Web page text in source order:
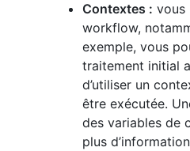
Contextes : vous
workflow,
exemple, vous
traitement initial
d’utiliser un
être exécutée.
des variables de
plus